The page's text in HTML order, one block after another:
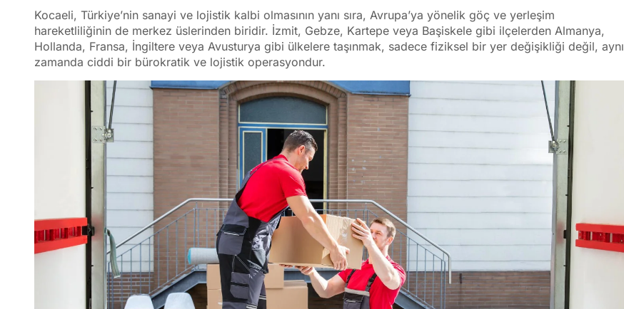
Kocaeli, Türkiye’nin sanayi ve lojistik kalbi olmasının yanı sıra, Avrupa’ya yönelik göç ve yerleşim
hareketliliğinin de merkez üslerinden biridir. İzmit, Gebze, Kartepe veya Başiskele gibi ilçelerden Almanya,
Hollanda, Fransa, İngiltere veya Avusturya gibi ülkelere taşınmak, sadece fiziksel bir yer değişikliği değil, aynı
zamanda ciddi bir bürokratik ve lojistik operasyondur.